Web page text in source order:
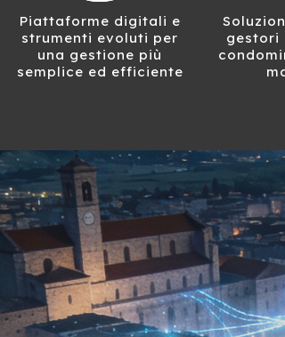
Piattaforme digitali e
strumenti evoluti per
una gestione più
semplice ed efficiente
gestori